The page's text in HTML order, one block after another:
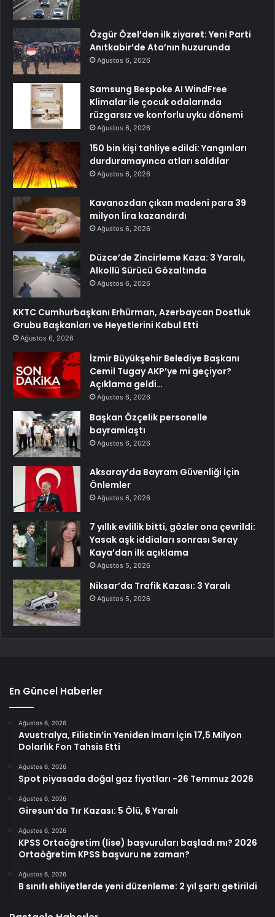
Özgür Özel’den ilk ziyaret: Yeni Parti
Anıtkabir’de Ata’nın huzurunda
Ağustos 6, 2026
Samsung Bespoke AI WindFree
Klimalar ile çocuk odalarında
rüzgarsız ve konforlu uyku dönemi
Ağustos 6, 2026
150 bin kişi tahliye edildi: Yangınları
durduramayınca atları saldılar
Ağustos 6, 2026
Kavanozdan çıkan madeni para 39
milyon lira kazandırdı
Ağustos 6, 2026
Düzce’de Zincirleme Kaza: 3 Yaralı,
Alkollü Sürücü Gözaltında
Ağustos 6, 2026
KKTC Cumhurbaşkanı Erhürman, Azerbaycan Dostluk
Grubu Başkanları ve Heyetlerini Kabul Etti
Ağustos 6, 2026
İzmir Büyükşehir Belediye Başkanı
Cemil Tugay AKP’ye mi geçiyor?
Açıklama geldi…
Ağustos 6, 2026
Başkan Özçelik personelle
bayramlaştı
Ağustos 6, 2026
Aksaray’da Bayram Güvenliği İçin
Önlemler
Ağustos 6, 2026
7 yıllık evlilik bitti, gözler ona çevrildi:
Yasak aşk iddiaları sonrası Seray
Kaya’dan ilk açıklama
Ağustos 5, 2026
Niksar’da Trafik Kazası: 3 Yaralı
Ağustos 5, 2026
En Güncel Haberler
Ağustos 6, 2026
Avustralya, Filistin’in Yeniden İmarı İçin 17,5 Milyon
Dolarlık Fon Tahsis Etti
Ağustos 6, 2026
Spot piyasada doğal gaz fiyatları -26 Temmuz 2026
Ağustos 6, 2026
Giresun’da Tır Kazası: 5 Ölü, 6 Yaralı
Ağustos 6, 2026
KPSS Ortaöğretim (lise) başvuruları başladı mı? 2026
Ortaöğretim KPSS başvuru ne zaman?
Ağustos 6, 2026
B sınıfı ehliyetlerde yeni düzenleme: 2 yıl şartı getirildi